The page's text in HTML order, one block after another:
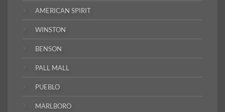
AMERICAN SPIRIT
WINSTON
BENSON
PALL MALL
PUEBLO
MARLBORO